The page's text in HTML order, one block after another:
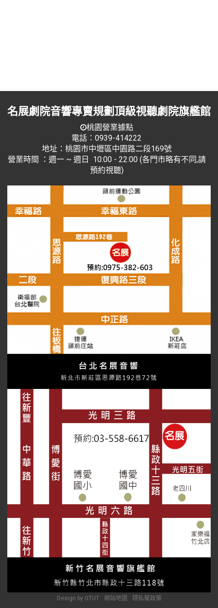
名展劇院音響專賣規劃頂級視聽劇院旗艦館
桃園營業據點
電話：0939-414222
地址：桃園市中壢區中園路二段169號
營業時間 ：週一 ~ 週日 10:00 - 22:00 (各門市略有不同,請
預約視聽)
Design by GTUT 網站地圖 隱私權政策